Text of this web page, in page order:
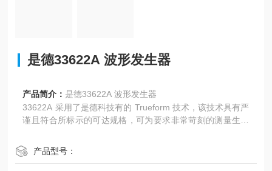
是德33622A 波形发生器
产品简介： 是德33622A 波形发生器
33622A 采用了是德科技有的 Trueform 技术，该技术具有严
谨且符合所标示的可达规格，可为要求非常苛刻的测量生成
产品型号：